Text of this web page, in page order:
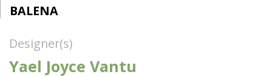
BALENA
Designer(s)
Yael Joyce Vantu